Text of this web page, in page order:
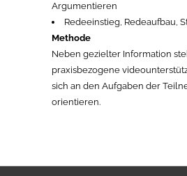
Argumentieren
Redeeinstieg, Redeaufbau,
Methode
Neben gezielter Information
praxisbezogene
sich an den Aufgaben der
orientieren.